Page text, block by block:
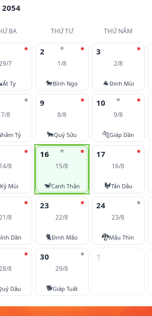
BA THỨ TƯ THỨ NĂM
7
Ất Tỵ
⭐
2
1/8
🐎Bính Ngọ
3
2/8
🐐Đinh Mùi
7/8
Tý
9
8/8
🐂Quý Sửu
⭐
10
9/8
🐅Giáp Dần
14/8
Kỷ Mùi
⭐
16
15/8
🐒Canh Thân
17
16/8
🐓Tân Dậu
8
Dần
23
22/8
🐈Đinh Mão
24
23/8
🐉Mậu Thìn
8
Dậu
30
29/8
🐕Giáp Tuất
1